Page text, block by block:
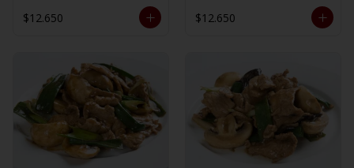
$12.650 $12.650